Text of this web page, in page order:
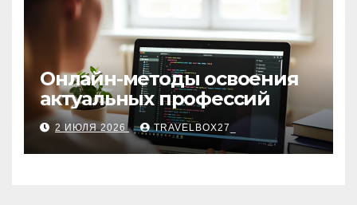
Онлайн-методы освоения
актуальных профессий
2 ИЮЛЯ 2026 TRAVELBOX27_